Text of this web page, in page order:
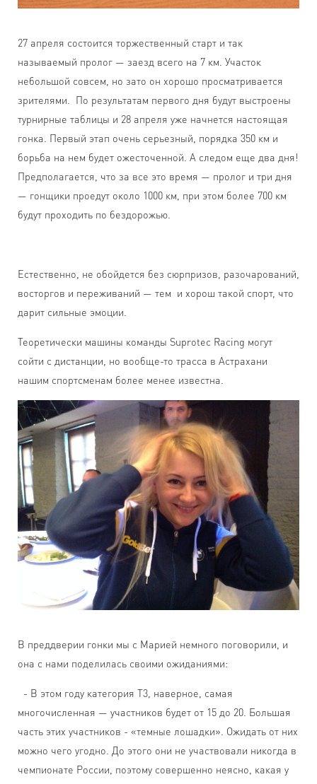
27 апреля состоится торжественный старт и так
называемый пролог — заезд всего на 7 км. Участок
небольшой совсем, но зато он хорошо просматривается
зрителями. По результатам первого дня будут выстроены
турнирные таблицы и 28 апреля уже начнется настоящая
гонка. Первый этап очень серьезный, порядка 350 км и
борьба на нем будет ожесточенной. А следом еще два дня!
Предполагается, что за все это время — пролог и три дня
— гонщики проедут около 1000 км, при этом более 700 км
будут проходить по бездорожью.
Естественно, не обойдется без сюрпризов, разочарований,
восторгов и переживаний — тем и хорош такой спорт, что
дарит сильные эмоции.
Теоретически машины команды Suprotec Racing могут
сойти с дистанции, но вообще-то трасса в Астрахани
нашим спортсменам более менее известна.
В преддверии гонки мы с Марией немного поговорили, и
она с нами поделилась своими ожиданиями:
- В этом году категория Т3, наверное, самая
многочисленная — участников будет от 15 до 20. Большая
часть этих участников - «темные лошадки». Ожидать от них
можно чего угодно. До этого они не участвовали никогда в
чемпионате России, поэтому совершенно неясно, какая у